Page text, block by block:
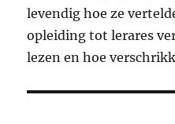
levendig hoe ze
opleiding tot lerares
lezen en hoe